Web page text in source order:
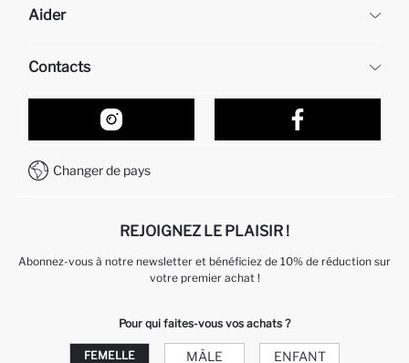
À propos de nous
Aider
Retour et changement
Suivi de la Commande
Comment acheter sur DeFacto ?
Comment payer sur DeFacto?
Contacts
Nos Magasins
Formulaire de contact
Service Client +212 525 076 633
Changer de pays
REJOIGNEZ LE PLAISIR !
Abonnez-vous à notre newsletter et bénéficiez de 10% de réduction sur
votre premier achat !
Pour qui faites-vous vos achats ?
FEMELLE MÂLE ENFANT